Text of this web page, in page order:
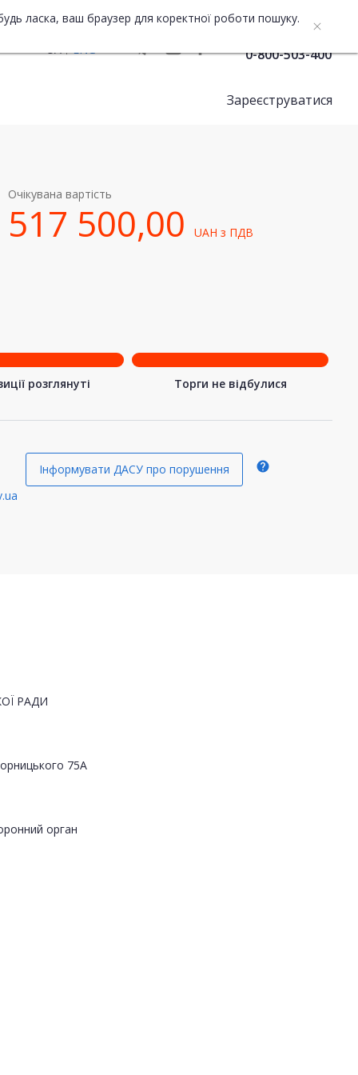
ласка, ваш браузер для коректної роботи пошуку.
UA
ENG 0-800-503-400
Зареєструватися
Очікувана вартість
517 500,00UAHз ПДВ
розглянуті Торги не відбулися
Інформувати ДАСУ про порушення help
РАДИ
75А
орган